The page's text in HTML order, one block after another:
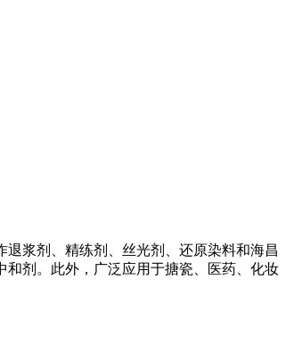
浆剂、精练剂、丝光剂、还原染料和海昌
剂。此外，广泛应用于搪瓷、医药、化妆